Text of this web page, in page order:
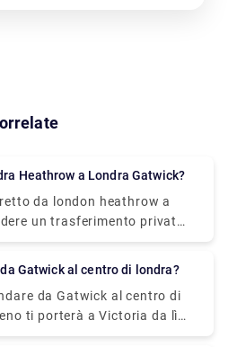
Heathrow a Londra Gatwick?
da london heathrow a
un trasferimento privato
Ci vorrà circa 1 ora
privato dal nostro sito
il servizio porta a porta a un
Gatwick al centro di londra?
da Gatwick al centro di
ti porterà a Victoria da lì
per raggiungere la